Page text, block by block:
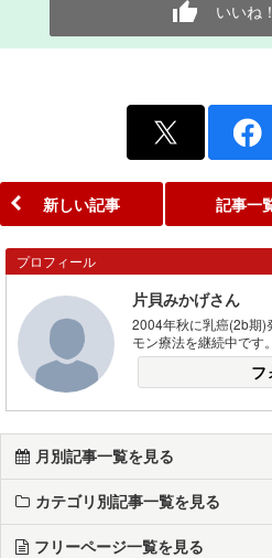
いいね！
新しい記事 記事一
プロフィール
片貝みかげさん
2004年秋に乳癌(2b期)
モン療法を継続中です。
フ
月別記事一覧を見る
カテゴリ別記事一覧を見る
フリーページ一覧を見る